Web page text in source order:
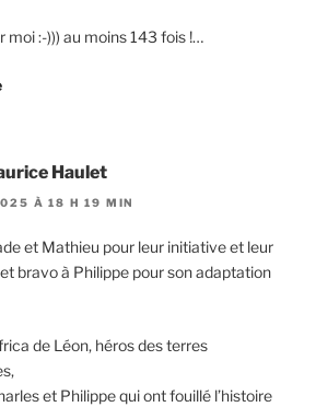
moi :-))) au moins 143 fois !…
Haulet
À 18 H 19 MIN
et Mathieu pour leur initiative et leur
bravo à Philippe pour son adaptation
de Léon, héros des terres
et Philippe qui ont fouillé l’histoire